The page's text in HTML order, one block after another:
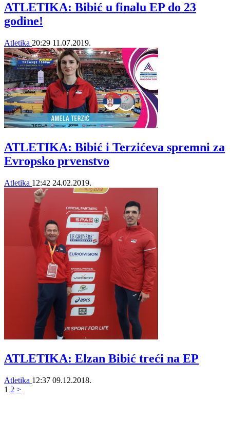
ATLETIKA: Bibić u finalu EP do 23
godine!
Atletika 20:29 11.07.2019.
ATLETIKA: Bibić i Terzićeva spremni za
Evropsko prvenstvo
Atletika 12:42 24.02.2019.
ATLETIKA: Elzan Bibić treći na EP
Atletika 12:37 09.12.2018.
1 2 >